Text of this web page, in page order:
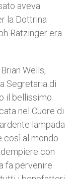
aveva
la Dottrina
Ratzinger era
Wells,
Segretaria di
il bellissimo
nel Cuore di
lampada
così al mondo
con
fa pervenire